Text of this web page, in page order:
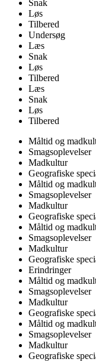
Snak
Løs
Tilbered
Undersøg
Læs
Snak
Løs
Tilbered
Læs
Snak
Løs
Tilbered
Måltid og
Smagsoplevelser
Madkultur
Geografiske
Måltid og
Smagsoplevelser
Madkultur
Geografiske
Måltid og
Smagsoplevelser
Madkultur
Geografiske
Erindringer
Måltid og
Smagsoplevelser
Madkultur
Geografiske
Måltid og
Smagsoplevelser
Madkultur
Geografiske